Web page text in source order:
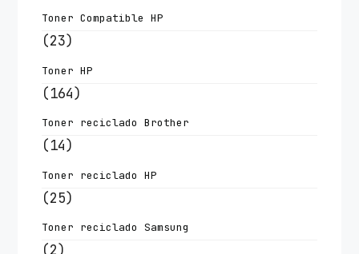
Toner Compatible HP
(23)
Toner HP
(164)
Toner reciclado Brother
(14)
Toner reciclado HP
(25)
Toner reciclado Samsung
(2)